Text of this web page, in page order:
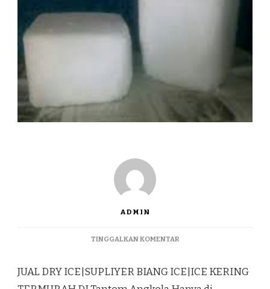
ADMIN
TINGGALKAN KOMENTARPADA
ICE|SUPLIYER
BIANG
JUAL DRY ICE|SUPLIYER BIANG ICE|ICE KERING